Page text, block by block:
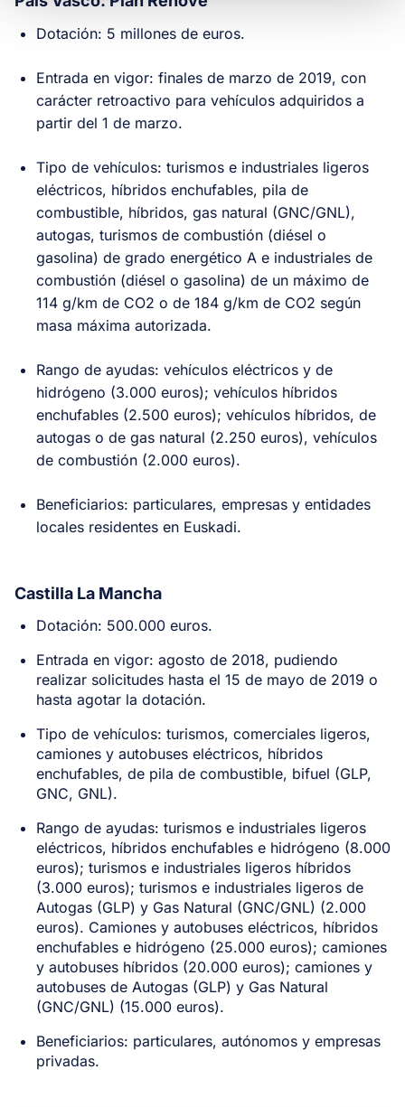
Dotación: 5 millones de euros.
Entrada en vigor: finales de marzo de 2019, con
carácter retroactivo para vehículos adquiridos a
partir del 1 de marzo.
Tipo de vehículos: turismos e industriales ligeros
eléctricos, híbridos enchufables, pila de
combustible, híbridos, gas natural (GNC/GNL),
autogas, turismos de combustión (diésel o
gasolina) de grado energético A e industriales de
combustión (diésel o gasolina) de un máximo de
114 g/km de CO2 o de 184 g/km de CO2 según
masa máxima autorizada.
Rango de ayudas: vehículos eléctricos y de
hidrógeno (3.000 euros); vehículos híbridos
enchufables (2.500 euros); vehículos híbridos, de
autogas o de gas natural (2.250 euros), vehículos
de combustión (2.000 euros).
Beneficiarios: particulares, empresas y entidades
locales residentes en Euskadi.
Castilla La Mancha
Dotación: 500.000 euros.
Entrada en vigor: agosto de 2018, pudiendo
realizar solicitudes hasta el 15 de mayo de 2019 o
hasta agotar la dotación.
Tipo de vehículos: turismos, comerciales ligeros,
camiones y autobuses eléctricos, híbridos
enchufables, de pila de combustible, bifuel (GLP,
GNC, GNL).
Rango de ayudas: turismos e industriales ligeros
eléctricos, híbridos enchufables e hidrógeno (8.000
euros); turismos e industriales ligeros híbridos
(3.000 euros); turismos e industriales ligeros de
Autogas (GLP) y Gas Natural (GNC/GNL) (2.000
euros). Camiones y autobuses eléctricos, híbridos
enchufables e hidrógeno (25.000 euros); camiones
y autobuses híbridos (20.000 euros); camiones y
autobuses de Autogas (GLP) y Gas Natural
(GNC/GNL) (15.000 euros).
Beneficiarios: particulares, autónomos y empresas
privadas.